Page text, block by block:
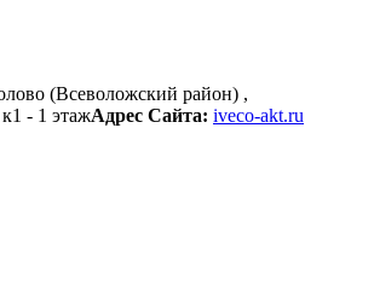
(Всеволожский район) ,
- 1 этажАдрес Сайта: iveco-akt.ru